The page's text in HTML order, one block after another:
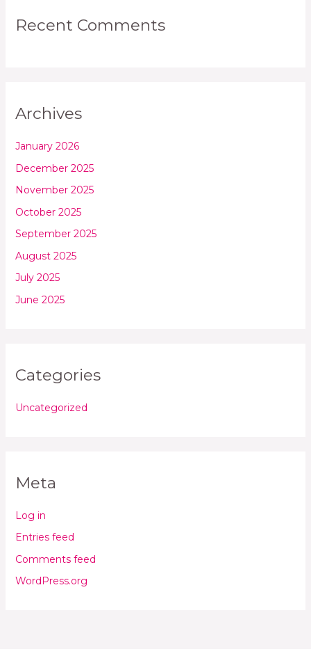
Recent Comments
Archives
January 2026
December 2025
November 2025
October 2025
September 2025
August 2025
July 2025
June 2025
Categories
Uncategorized
Meta
Log in
Entries feed
Comments feed
WordPress.org